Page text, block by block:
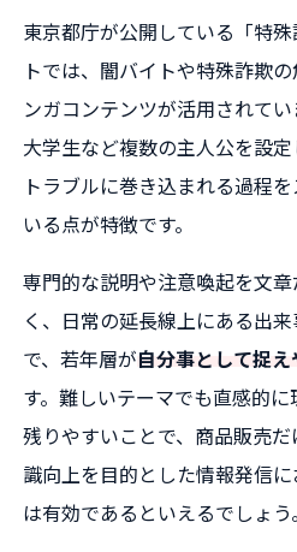
東京都庁が公開している「特
トでは、闇バイトや特殊詐欺
ンガコンテンツが活用されてい
大学生など複数の主人公を設
トラブルに巻き込まれる過程
いる点が特徴です。
専門的な説明や注意喚起を文
く、日常の延長線上にある出
で、若年層が自分事として捉え
す。難しいテーマでも直感的
残りやすいことで、商品販売
識向上を目的とした情報発信
は有効であるといえるでしょう。